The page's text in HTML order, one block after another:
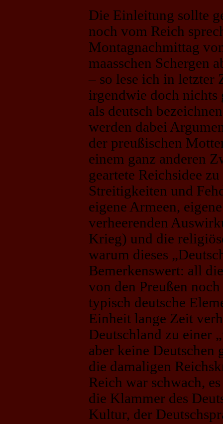
Die Einleitung sollte
noch vom Reich
Montagnachmittag
maasschen Schergen
– so lese ich in letzter
irgendwie doch nichts
als deutsch
werden dabei
der preußischen
einem ganz anderen
geartete Reichsidee
Streitigkeiten und
eigene Armeen,
verheerenden
Krieg) und die
warum dieses
Bemerkenswert: all
von den Preußen
typisch deutsche
Einheit lange Zeit
Deutschland zu einer
aber keine Deutschen
die damaligen
Reich war schwach,
die Klammer des
Kultur, der